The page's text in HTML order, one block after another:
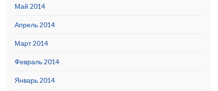
Май 2014
Апрель 2014
Март 2014
Февраль 2014
Январь 2014